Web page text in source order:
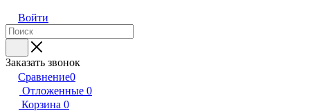
Войти
Заказать звонок
Сравнение0
Отложенные 0
Корзина 0